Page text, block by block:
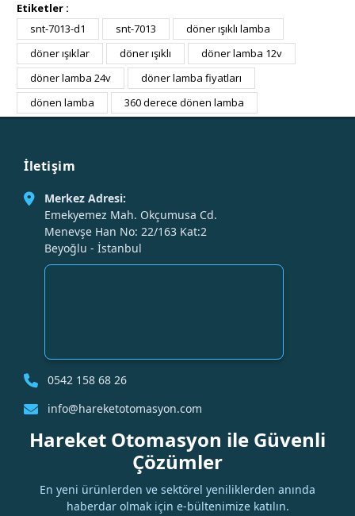
Etiketler :
snt-7013-d1
snt-7013
döner ışıklı lamba
döner ışıklar
döner ışıklı
döner lamba 12v
döner lamba 24v
döner lamba fiyatları
dönen lamba
360 derece dönen lamba
İletişim
Merkez Adresi:
Emekyemez Mah. Okçumusa Cd.
Menevşe Han No: 22/163 Kat:2
Beyoğlu - İstanbul
0542 158 68 26
info@hareketotomasyon.com
Hareket Otomasyon ile Güvenli
Çözümler
En yeni ürünlerden ve sektörel yeniliklerden anında
haberdar olmak için e-bültenimize katılın.